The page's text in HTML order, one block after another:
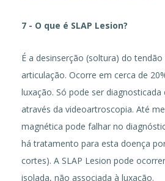
7 - O que é SLAP Lesion?
É a desinserção (soltura) do
articulação. Ocorre em cerca de
luxação. Só pode ser
através da videoartroscopia. Até
magnética pode falhar no
há tratamento para esta doença
cortes). A SLAP Lesion pode
isolada, não associada à luxação.